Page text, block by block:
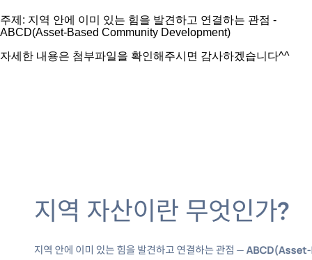
주제: 지역 안에 이미 있는 힘을 발견하고 연결하는 관점 -
ABCD(Asset-Based Community Development)
자세한 내용은 첨부파일을 확인해주시면 감사하겠습니다^^